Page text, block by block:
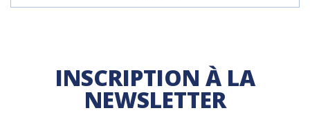
INSCRIPTION À LA
NEWSLETTER